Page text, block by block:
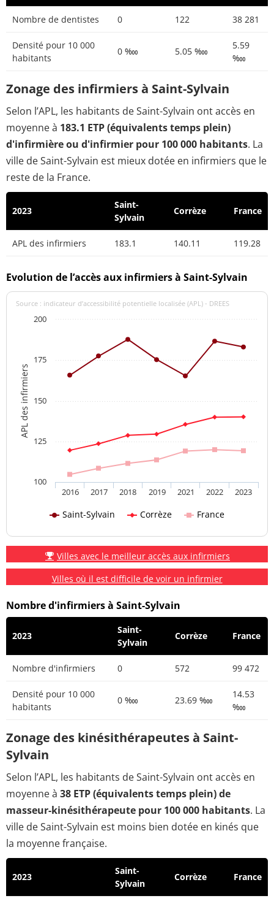
Nombre de dentistes 0 122 38 281
Densité pour 10 000
habitants
0 ‱ 5.05 ‱
5.59
‱
Zonage des infirmiers à Saint-Sylvain
Selon l’APL, les habitants de Saint-Sylvain ont accès en
moyenne à 183.1 ETP (équivalents temps plein)
d'infirmière ou d'infirmier pour 100 000 habitants. La
ville de Saint-Sylvain est mieux dotée en infirmiers que le
reste de la France.
2023
Saint-
Sylvain
Corrèze France
APL des infirmiers 183.1 140.11 119.28
Evolution de l’accès aux infirmiers à Saint-Sylvain
APL des infirmiers
Source : indicateur d’accessibilité potentielle localisée (APL) - DREES
Saint-Sylvain Corrèze France
2016 2017 2018 2019 2021 2022 2023
100
125
150
175
200
Villes avec le meilleur accès aux infirmiers
Villes où il est difficile de voir un infirmier
Nombre d'infirmiers à Saint-Sylvain
2023
Saint-
Sylvain
Corrèze France
Nombre d'infirmiers 0 572 99 472
Densité pour 10 000
habitants
0 ‱ 23.69 ‱
14.53
‱
Zonage des kinésithérapeutes à Saint-
Sylvain
Selon l’APL, les habitants de Saint-Sylvain ont accès en
moyenne à 38 ETP (équivalents temps plein) de
masseur-kinésithérapeute pour 100 000 habitants. La
ville de Saint-Sylvain est moins bien dotée en kinés que
la moyenne française.
2023
Saint-
Sylvain
Corrèze France